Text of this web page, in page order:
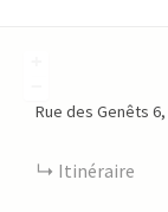
Rue des Genêts 6
Itinéraire